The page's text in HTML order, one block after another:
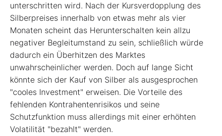
unterschritten wird. Nach der Kursverdopplung des
Silberpreises innerhalb von etwas mehr als vier
Monaten scheint das Herunterschalten kein allzu
negativer Begleitumstand zu sein, schließlich würde
dadurch ein Überhitzen des Marktes
unwahrscheinlicher werden. Doch auf lange Sicht
könnte sich der Kauf von Silber als ausgesprochen
"cooles Investment" erweisen. Die Vorteile des
fehlenden Kontrahentenrisikos und seine
Schutzfunktion muss allerdings mit einer erhöhten
Volatilität "bezahlt" werden.